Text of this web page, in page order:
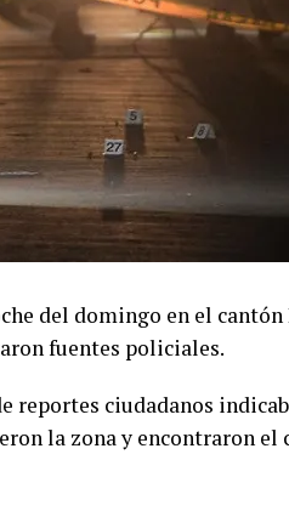
del domingo en el cantón
fuentes policiales.
reportes ciudadanos
la zona y encontraron el